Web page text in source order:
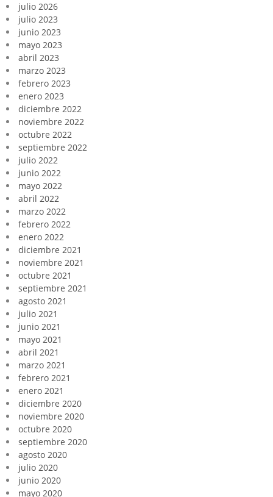
julio 2026
julio 2023
junio 2023
mayo 2023
abril 2023
marzo 2023
febrero 2023
enero 2023
diciembre 2022
noviembre 2022
octubre 2022
septiembre 2022
julio 2022
junio 2022
mayo 2022
abril 2022
marzo 2022
febrero 2022
enero 2022
diciembre 2021
noviembre 2021
octubre 2021
septiembre 2021
agosto 2021
julio 2021
junio 2021
mayo 2021
abril 2021
marzo 2021
febrero 2021
enero 2021
diciembre 2020
noviembre 2020
octubre 2020
septiembre 2020
agosto 2020
julio 2020
junio 2020
mayo 2020